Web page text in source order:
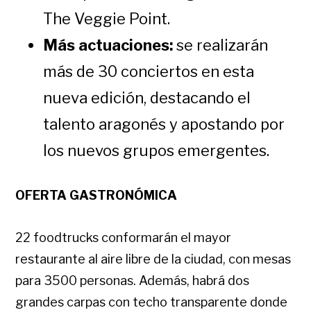
The Veggie Point.
Más actuaciones:se realizarán
más de 30 conciertos en esta
nueva edición, destacando el
talento aragonés y apostando por
los nuevos grupos emergentes.
OFERTA GASTRONÓMICA
22 foodtrucks conformarán el mayor
restaurante al aire libre de la ciudad, con mesas
para 3500 personas. Además, habrá dos
grandes carpas con techo transparente donde